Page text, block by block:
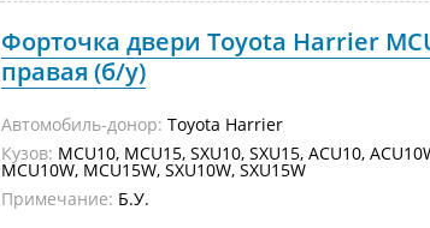
Форточка двери Toyota Harrier
правая (б/у)
Автомобиль-донор: Toyota Harrier
Кузов: MCU10, MCU15, SXU10, SXU15, ACU10,
MCU10W, MCU15W, SXU10W, SXU15W
Примечание: Б.У.